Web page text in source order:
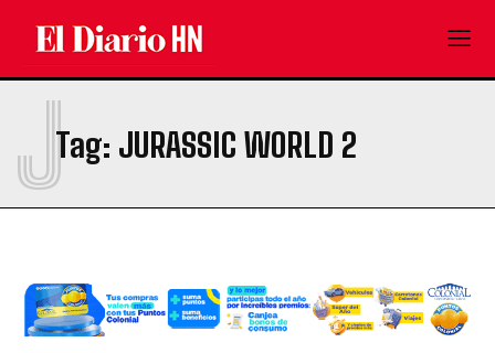
Tag: JURASSIC WORLD 2
J